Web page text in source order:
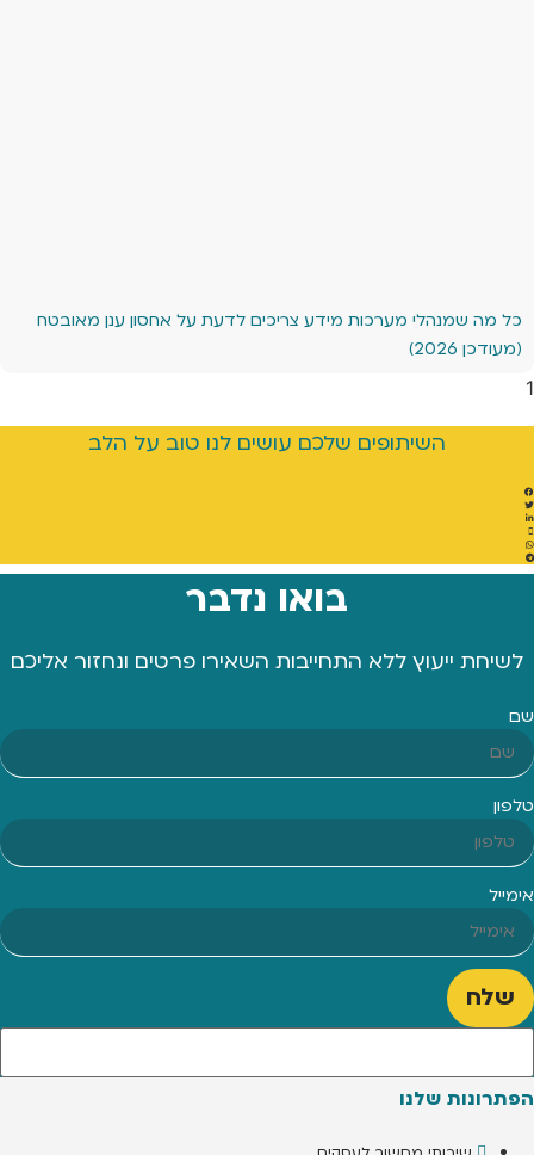
כל מה שמנהלי מערכות מידע צריכים לדעת על אחסון ענן מאובטח
(מעודכן 2026)
השיתופים שלכם עושים לנו טוב על הלב
בואו נדבר
לשיחת ייעוץ ללא התחייבות השאירו פרטים ונחזור אליכם
שם
טלפון
אימייל
שלח
הפתרונות שלנו